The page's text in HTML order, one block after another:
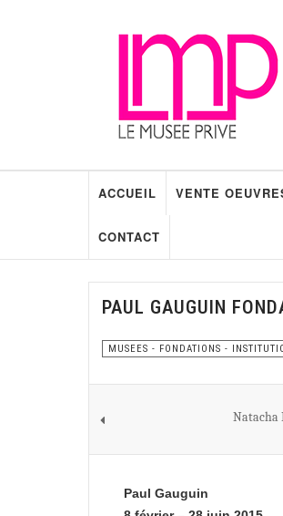
ACCUEIL VENTE
CONTACT
PAUL GAUGUIN
MUSEES - FONDATIONS -
Natacha
Paul Gauguin